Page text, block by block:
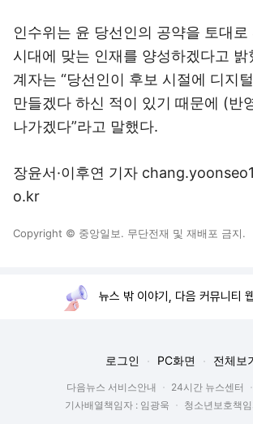
인수위는 윤 당선인의 공약을 토대
시대에 맞는 인재를 양성하겠다고
계자는 “당선인이 후보 시절에 디지
만들겠다 하신 적이 있기 때문에 (반
나가겠다”라고 말했다.
장윤서·이후연 기자
o.kr
Copyright © 중앙일보. 무단전재 및 재배포 금지.
뉴스 밖 이야기, 다음 커뮤니티
로그인 PC화면 전체보
다음뉴스 서비스안내 24시간 뉴스센터
기사배열책임자 : 임광욱
청소년보호책